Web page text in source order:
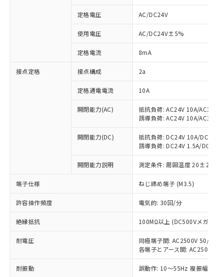
定格電圧 AC/DC24V
使用電圧 AC/DC24V±5%
定格電流 8mA
接点定格 接点構成 2a
定格通電電流 10A
開閉能力(AC)
抵抗負荷: AC24V 10A/
誘導負荷: AC24V 10A/
開閉能力(DC)
抵抗負荷: DC24V 10A/
誘導負荷: DC24V 1.5A/
開閉能力説明 測定条件: 周囲温度 20±2℃
端子仕様 ねじ締め端子 (M3.5)
許容操作頻度 電気的: 30回/分
絶縁抵抗 100MΩ以上 (DC500Vメガ)
耐電圧
同極端子間: AC2500V 50/
各端子とアース間:
耐振動 誤動作: 10～55Hz 複振幅
ご利用条件
以下の条件をお読みいただき、同意のうえ
ご利用ください。
商品の当社在庫状況および標準価格
(税抜)を提供させていただくもので
当社制御機器事業取扱商品の中には、
本サービスの対象外となる商品もある
在庫状況および標準価格照会結果は、
記載している更新日時点での社内デー
タに基づき作成されるものであり、閲
覧された時点での実際の在庫および標
準価格とは異なる場合があることをご
対応済み：EU RoHS指令（10物質）の
非含有に対応した製品が提供可能な商品で
対応予定：EU RoHS指令（10物質）の非含
有に対応した製品に切り替える予定のある
対応予定なし：EU RoHS指令（10物質）の
非含有に非対応の商品で、対応品を出す予
調査・確認中：EU RoHS指令（10物質）の
非含有の対応状況を調査中または確認中の
非該当品：ライセンス料など無形物で、有
害物質有無と関係のない商品です。
仕入先様の事情により、非含有部品として
いたものが、含有品と判明した場合などや
むを得ず変更することがあります。
鉛(Pb) 1000ppm以下、 水銀(Hg) 1000ppm以下、 カド
六価クロム(Cr(Ⅵ)) 1000ppm以下、ポリ臭化ビフェニル
※1 中国RoHS○×表
「○」：最大均質材料含有率が中国RoHSの
基準値以下であることを示します。
「×」：最大均質材料含有率が中国RoHSの
基準値を超えていることを示します。
「－」：未確認です。当社販売部門へお問
*中国RoHS10物質の基準値 (GB/T26572)：
当社は、これら貴社製品のうち、外国
為替および外国貿易法に定める商品
（以下｢規制貨物等」という）を輸出
または国外への提供する場合は、日本
国政府の輸出許可(または役務取引許
可)を取得するなどの必要な手続きを